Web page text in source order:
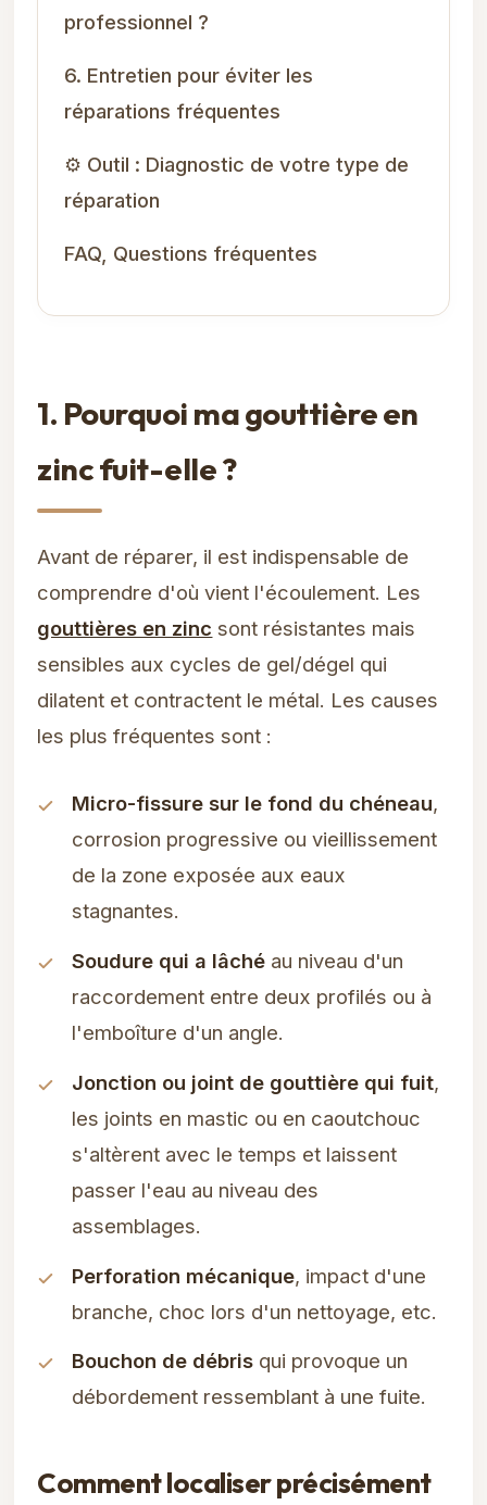
professionnel ?
6. Entretien pour éviter les
réparations fréquentes
⚙️ Outil : Diagnostic de votre type de
réparation
FAQ, Questions fréquentes
1. Pourquoi ma gouttière en
zinc fuit-elle ?
Avant de réparer, il est indispensable de
comprendre d'où vient l'écoulement. Les
gouttières en zinc sont résistantes mais
sensibles aux cycles de gel/dégel qui
dilatent et contractent le métal. Les causes
les plus fréquentes sont :
Micro-fissure sur le fond du chéneau,
corrosion progressive ou vieillissement
de la zone exposée aux eaux
stagnantes.
Soudure qui a lâché au niveau d'un
raccordement entre deux profilés ou à
l'emboîture d'un angle.
Jonction ou joint de gouttière qui fuit,
les joints en mastic ou en caoutchouc
s'altèrent avec le temps et laissent
passer l'eau au niveau des
assemblages.
Perforation mécanique, impact d'une
branche, choc lors d'un nettoyage, etc.
Bouchon de débris qui provoque un
débordement ressemblant à une fuite.
Comment localiser précisément